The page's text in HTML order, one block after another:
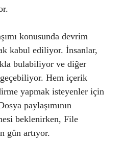
konusunda devrim
kabul ediliyor. İnsanlar,
bulabiliyor ve diğer
Hem içerik
yapmak isteyenler için
paylaşımının
beklenirken, File
gün artıyor.